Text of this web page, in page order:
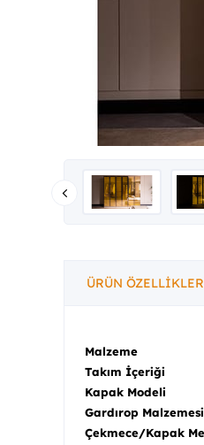
ÜRÜN
Malzeme
Takım İçeriği
Kapak Modeli
Gardırop Malzemesi
Çekmece/Kapak